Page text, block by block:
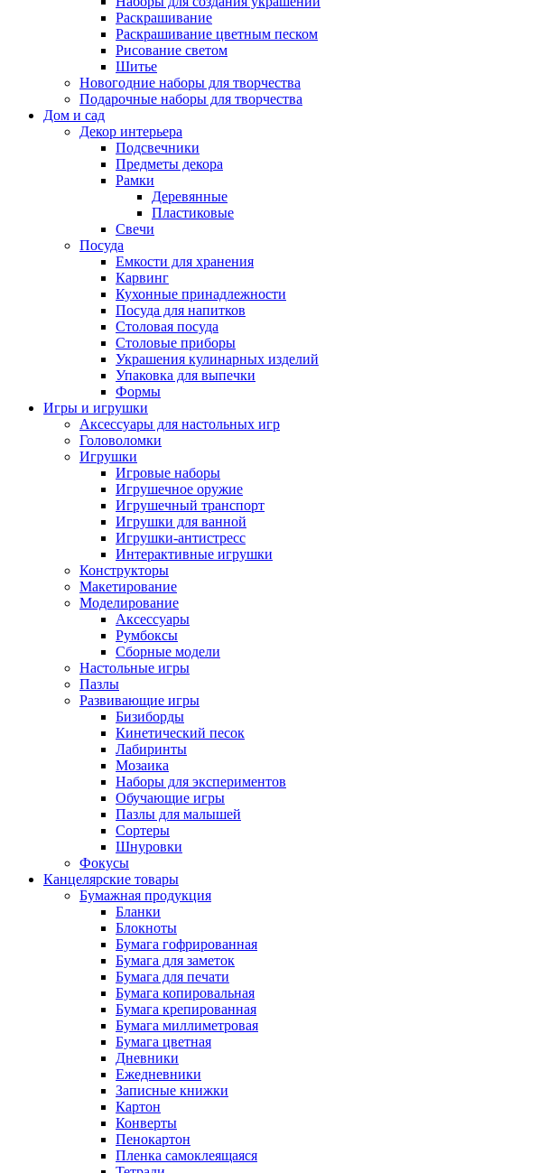
Раскрашивание
Раскрашивание цветным песком
Рисование светом
Шитье
Новогодние наборы для творчества
Подарочные наборы для творчества
Дом и сад
Декор интерьера
Подсвечники
Предметы декора
Рамки
Деревянные
Пластиковые
Свечи
Посуда
Емкости для хранения
Карвинг
Кухонные принадлежности
Посуда для напитков
Столовая посуда
Столовые приборы
Украшения кулинарных изделий
Упаковка для выпечки
Формы
Игры и игрушки
Аксессуары для настольных игр
Головоломки
Игрушки
Игровые наборы
Игрушечное оружие
Игрушечный транспорт
Игрушки для ванной
Игрушки-антистресс
Интерактивные игрушки
Конструкторы
Макетирование
Моделирование
Аксессуары
Румбоксы
Сборные модели
Настольные игры
Пазлы
Развивающие игры
Бизиборды
Кинетический песок
Лабиринты
Мозаика
Наборы для экспериментов
Обучающие игры
Пазлы для малышей
Сортеры
Шнуровки
Фокусы
Канцелярские товары
Бумажная продукция
Бланки
Блокноты
Бумага гофрированная
Бумага для заметок
Бумага для печати
Бумага копировальная
Бумага крепированная
Бумага миллиметровая
Бумага цветная
Дневники
Ежедневники
Записные книжки
Картон
Конверты
Пенокартон
Пленка самоклеящаяся